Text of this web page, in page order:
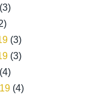
(3)
(3)
(3)
(4)
(4)